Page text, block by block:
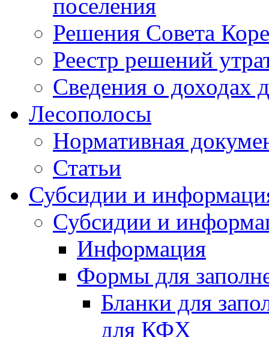
поселения
Решения Совета
Реестр решений
Сведения о доходах
Лесополосы
Нормативная
Статьи
Субсидии и
Субсидии и
Информация
Формы для
Бланки для
для КФХ